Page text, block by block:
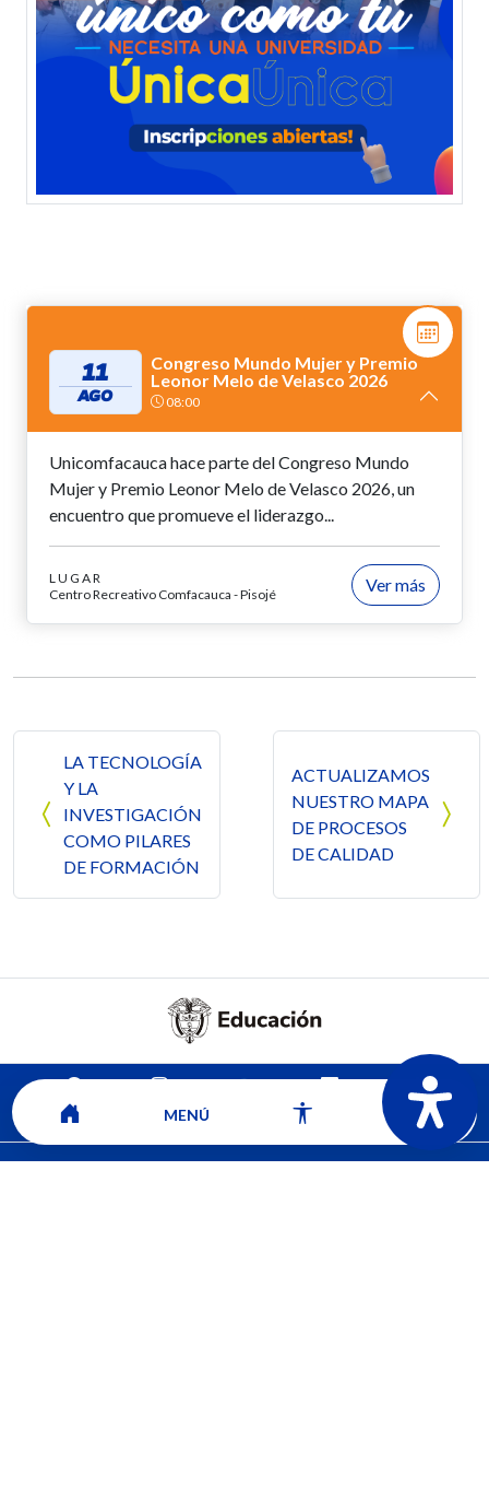
11
AGO
Congreso Mundo Mujer y Premio
Leonor Melo de Velasco 2026
08:00
Unicomfacauca hace parte del Congreso Mundo
Mujer y Premio Leonor Melo de Velasco 2026, un
encuentro que promueve el liderazgo...
LUGAR
Centro Recreativo Comfacauca - Pisojé
Ver más
Navegación de entradas
LA TECNOLOGÍA
Y LA
INVESTIGACIÓN
COMO PILARES
DE FORMACIÓN
ACTUALIZAMOS
NUESTRO MAPA
DE PROCESOS
DE CALIDAD
Mapa del sitio Contacto Ver ubicación y horarios de atención
MENÚ